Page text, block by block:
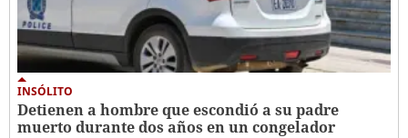
INSÓLITO
Detienen a hombre que escondió a su padre
muerto durante dos años en un congelador